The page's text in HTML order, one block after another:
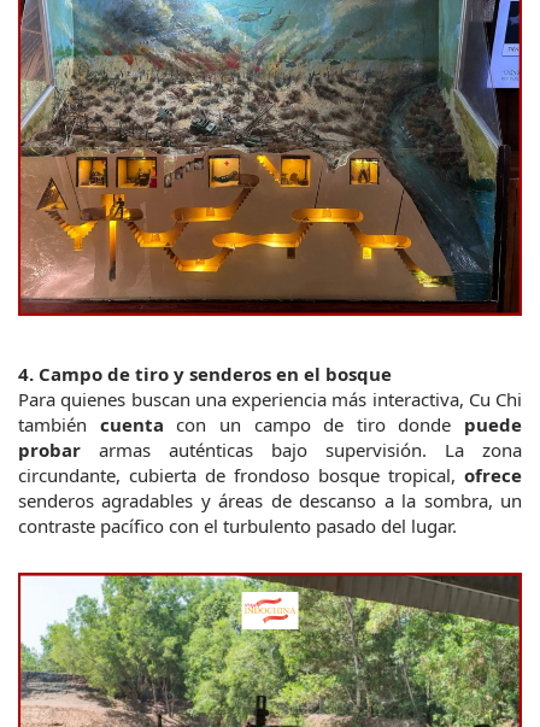
4. Campo de tiro y senderos en el bosque
Para quienes buscan una experiencia más interactiva, Cu Chi
también cuenta con un campo de tiro donde puede
probar armas auténticas bajo supervisión. La zona
circundante, cubierta de frondoso bosque tropical, ofrece
senderos agradables y áreas de descanso a la sombra, un
contraste pacífico con el turbulento pasado del lugar.